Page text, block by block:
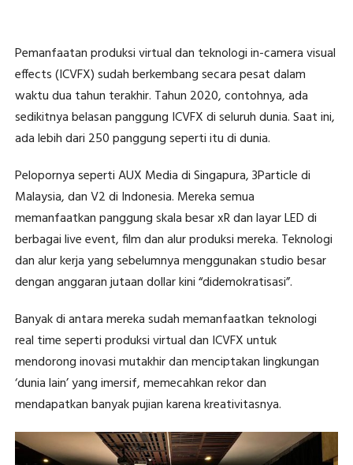
Pemanfaatan produksi virtual dan teknologi in-camera visual
effects (ICVFX) sudah berkembang secara pesat dalam
waktu dua tahun terakhir. Tahun 2020, contohnya, ada
sedikitnya belasan panggung ICVFX di seluruh dunia. Saat ini,
ada lebih dari 250 panggung seperti itu di dunia.
Pelopornya seperti AUX Media di Singapura, 3Particle di
Malaysia, dan V2 di Indonesia. Mereka semua
memanfaatkan panggung skala besar xR dan layar LED di
berbagai live event, film dan alur produksi mereka. Teknologi
dan alur kerja yang sebelumnya menggunakan studio besar
dengan anggaran jutaan dollar kini “didemokratisasi”.
Banyak di antara mereka sudah memanfaatkan teknologi
real time seperti produksi virtual dan ICVFX untuk
mendorong inovasi mutakhir dan menciptakan lingkungan
‘dunia lain’ yang imersif, memecahkan rekor dan
mendapatkan banyak pujian karena kreativitasnya.